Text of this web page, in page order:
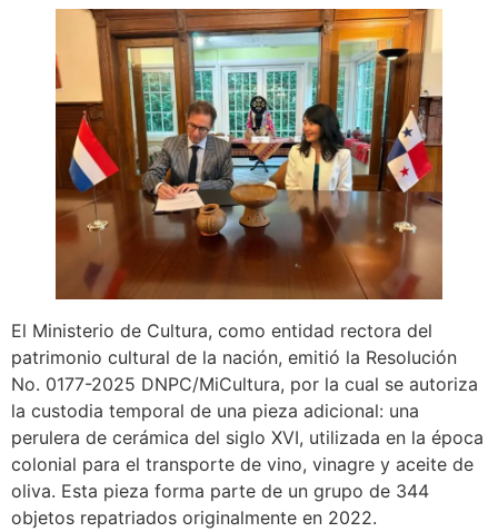
El Ministerio de Cultura, como entidad rectora del
patrimonio cultural de la nación, emitió la Resolución
No. 0177-2025 DNPC/MiCultura, por la cual se autoriza
la custodia temporal de una pieza adicional: una
perulera de cerámica del siglo XVI, utilizada en la época
colonial para el transporte de vino, vinagre y aceite de
oliva. Esta pieza forma parte de un grupo de 344
objetos repatriados originalmente en 2022.